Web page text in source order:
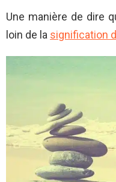
Une manière de dire
loin de la signification